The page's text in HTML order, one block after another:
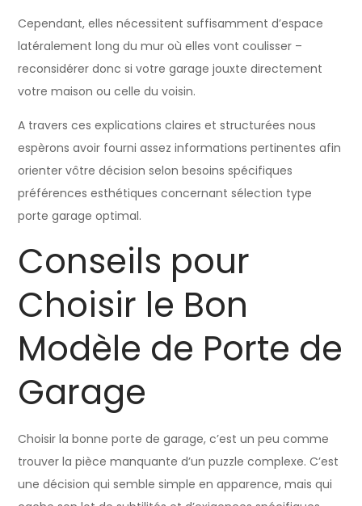
Cependant, elles nécessitent suffisamment d’espace
latéralement long du mur où elles vont coulisser –
reconsidérer donc si votre garage jouxte directement
votre maison ou celle du voisin.
A travers ces explications claires et structurées nous
espèrons avoir fourni assez informations pertinentes afin
orienter vôtre décision selon besoins spécifiques
préférences esthétiques concernant sélection type
porte garage optimal.
Conseils pour
Choisir le Bon
Modèle de Porte de
Garage
Choisir la bonne porte de garage, c’est un peu comme
trouver la pièce manquante d’un puzzle complexe. C’est
une décision qui semble simple en apparence, mais qui